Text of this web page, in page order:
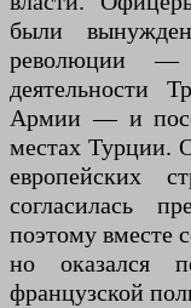
были
революции —
деятельности
Армии — и
местах Турции.
европейских
согласилась
поэтому вместе
но оказался
французской